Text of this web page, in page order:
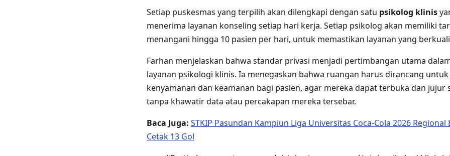
Setiap puskesmas yang terpilih akan dilengkapi dengan satu psikolog klinis
menerima layanan konseling setiap hari kerja. Setiap psikolog akan memiliki
menangani hingga 10 pasien per hari, untuk memastikan layanan yang
Farhan menjelaskan bahwa standar privasi menjadi pertimbangan utama
layanan psikologi klinis. Ia menegaskan bahwa ruangan harus dirancang
kenyamanan dan keamanan bagi pasien, agar mereka dapat terbuka dan jujur
tanpa khawatir data atau percakapan mereka tersebar.
Baca Juga: STKIP Pasundan Kampiun Liga Universitas Coca-Cola 2026
Cetak 13 Gol